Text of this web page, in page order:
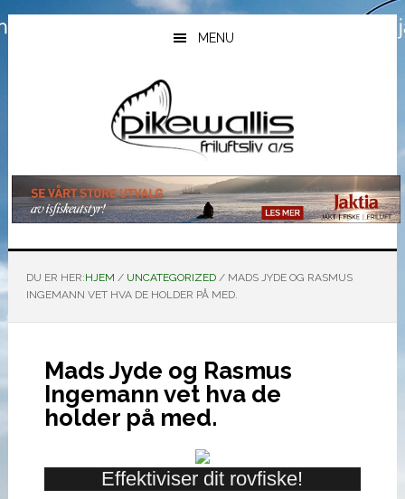
Hopp
til
Hopp
til
Hopp
til
MENU
DU ER HER:HJEM / UNCATEGORIZED /MADS JYDE OG RASMUS
INGEMANN VET HVA DE HOLDER PÅ MED.
Mads Jyde og Rasmus
Ingemann vet hva de
holder på med.
Effektiviser dit rovfiske!